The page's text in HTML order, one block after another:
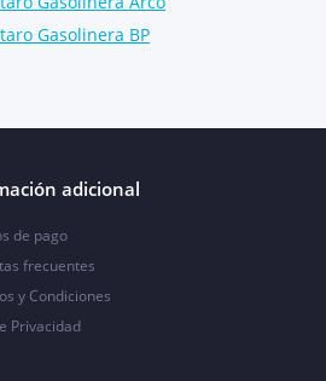
Gasolinera BP
adicional
de pago
frecuentes
y Condiciones
Privacidad